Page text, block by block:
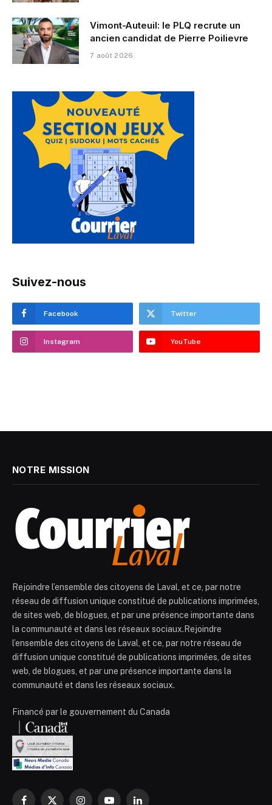
Vimont-Auteuil: le PLQ recrute un
ancien candidat de Pierre Poilievre
7 août 2026
Suivez-nous
Facebook Twitter
Instagram YouTube
NOTRE MISSION
Rejoindre l’ensemble des citoyens de Laval, et ce, par notre
réseau de diffusion unique constitué de publications imprimées,
de sites web, de blogues, et par une présence importante dans
la communauté et dans les réseaux sociaux.Rejoindre
l’ensemble des citoyens de Laval, et ce, par notre réseau de
diffusion unique constitué de publications imprimées, de sites
web, de blogues, et par une présence importante dans la
communauté et dans les réseaux sociaux.
Financé par le gouvernement du Canada